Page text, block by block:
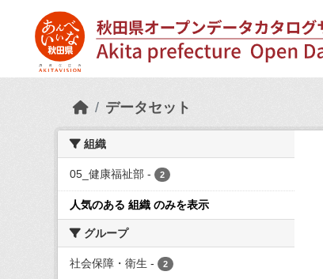
データセット
組織
05_健康福祉部 - 2
人気のある 組織 のみを表示
グループ
社会保障・衛生 - 2